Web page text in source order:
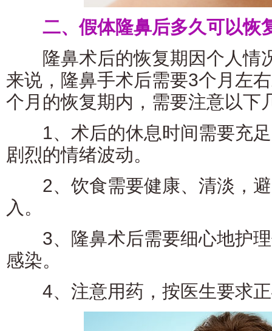
二、假体隆鼻后多久可以恢
隆鼻术后的恢复期因个人情
来说，隆鼻手术后需要3个月左
个月的恢复期内，需要注意以下
1、术后的休息时间需要充足
剧烈的情绪波动。
2、饮食需要健康、清淡，避
入。
3、隆鼻术后需要细心地护理
感染。
4、注意用药，按医生要求正